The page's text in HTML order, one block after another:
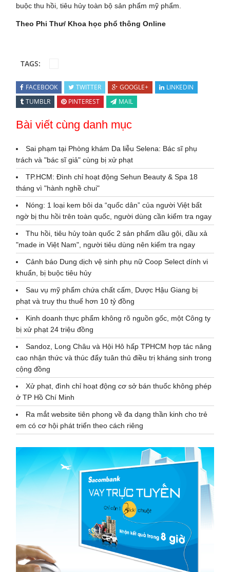
buộc thu hồi, tiêu hủy toàn bộ sản phẩm mỹ phẩm.
Theo Phi Thư/ Khoa học phổ thông Online
TAGS:
FACEBOOK TWITTER GOOGLE+
LINKEDIN
TUMBLR
PINTEREST MAIL
Bài viết cùng danh mục
Sai phạm tại Phòng khám Da liễu Selena: Bác sĩ phụ
trách và "bác sĩ giả" cùng bị xử phạt
TP.HCM: Đình chỉ hoạt động Sehun Beauty & Spa 18
tháng vì "hành nghề chui"
Nóng: 1 loại kem bôi da “quốc dân” của người Việt bất
ngờ bị thu hồi trên toàn quốc, người dùng cần kiểm tra ngay
Thu hồi, tiêu hủy toàn quốc 2 sản phẩm dầu gội, dầu xả
"made in Việt Nam", người tiêu dùng nên kiểm tra ngay
Cảnh báo Dung dịch vệ sinh phụ nữ Coop Select dính vi
khuẩn, bị buộc tiêu hủy
Sau vụ mỹ phẩm chứa chất cấm, Dược Hậu Giang bị
phạt và truy thu thuế hơn 10 tỷ đồng
Kinh doanh thực phẩm không rõ nguồn gốc, một Công ty
bị xử phạt 24 triệu đồng
Sandoz, Long Châu và Hội Hô hấp TPHCM hợp tác nâng
cao nhận thức và thúc đẩy tuân thủ điều trị kháng sinh trong
cộng đồng
Xử phạt, đình chỉ hoạt động cơ sở bán thuốc không phép
ở TP Hồ Chí Minh
Ra mắt website tiên phong về đa dạng thần kinh cho trẻ
em có cơ hội phát triển theo cách riêng